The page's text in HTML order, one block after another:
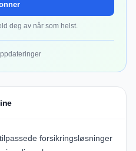
deg av når som helst.
forsikringsløsninger